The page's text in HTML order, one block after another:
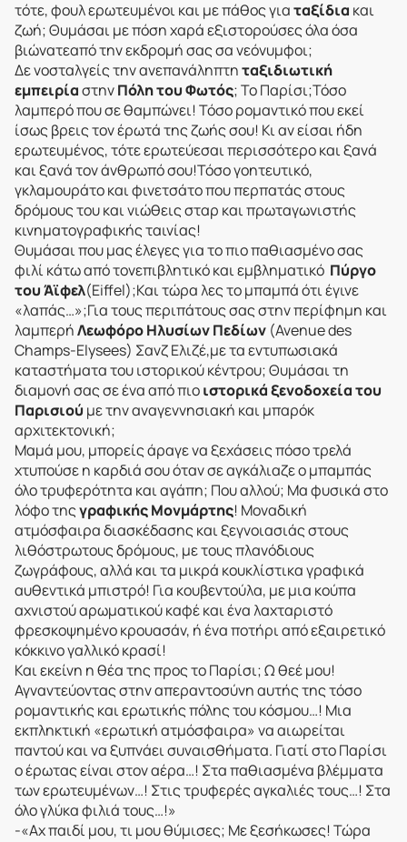
τότε, φουλ ερωτευμένοι και με πάθος γιαταξίδια και
ζωή; Θυμάσαι με πόση χαρά εξιστορούσες όλα όσα
βιώνατεαπό την εκδρομή σας σα νεόνυμφοι;
Δε νοσταλγείς την ανεπανάληπτηταξιδιωτική
εμπειρίαστηνΠόλη του Φωτός; Το Παρίσι;Τόσο
λαμπερό που σε θαμπώνει! Τόσο ρομαντικό που εκεί
ίσως βρεις τον έρωτά της ζωής σου! Κι αν είσαι ήδη
ερωτευμένος, τότε ερωτεύεσαι περισσότερο και ξανά
και ξανά τον άνθρωπό σου!Τόσο γοητευτικό,
γκλαμουράτο και φινετσάτο που περπατάς στους
δρόμους του και νιώθεις σταρ και πρωταγωνιστής
κινηματογραφικής ταινίας!
Θυμάσαι που μας έλεγες για το πιο παθιασμένο σας
φιλί κάτω από τονεπιβλητικό και εμβληματικό Πύργο
του Άϊφελ(Eiffel);Και τώρα λες το μπαμπά ότι έγινε
«λαπάς…»;Για τους περιπάτους σας στην περίφημη και
λαμπερήΛεωφόρο Ηλυσίων Πεδίων (Avenue des
Champs-Elysees) Σανζ Ελιζέ,με τα εντυπωσιακά
καταστήματα του ιστορικού κέντρου; Θυμάσαι τη
διαμονή σας σε ένα από πιοιστορικά ξενοδοχεία του
Παρισιού με την αναγεννησιακή και μπαρόκ
αρχιτεκτονική;
Μαμά μου, μπορείς άραγε να ξεχάσεις πόσο τρελά
χτυπούσε η καρδιά σου όταν σε αγκάλιαζε ο μπαμπάς
όλο τρυφερότητα και αγάπη; Που αλλού; Μα φυσικά στο
λόφο τηςγραφικής Μονμάρτης! Μοναδική
ατμόσφαιρα διασκέδασης και ξεγνοιασιάς στους
λιθόστρωτους δρόμους, με τους πλανόδιους
ζωγράφους, αλλά και τα μικρά κουκλίστικα γραφικά
αυθεντικά μπιστρό! Για κουβεντούλα, με μια κούπα
αχνιστού αρωματικού καφέ και ένα λαχταριστό
φρεσκοψημένο κρουασάν, ή ένα ποτήρι από εξαιρετικό
κόκκινο γαλλικό κρασί!
Και εκείνη η θέα της προς το Παρίσι; Ω θεέ μου!
Αγναντεύοντας στην απεραντοσύνη αυτής της τόσο
ρομαντικής και ερωτικής πόλης του κόσμου…! Μια
εκπληκτική «ερωτική ατμόσφαιρα» να αιωρείται
παντού και να ξυπνάει συναισθήματα. Γιατί στο Παρίσι
ο έρωτας είναι στον αέρα…! Στα παθιασμένα βλέμματα
των ερωτευμένων…! Στις τρυφερές αγκαλιές τους…! Στα
όλο γλύκα φιλιά τους…!»
-«Αχ παιδί μου, τι μου θύμισες; Με ξεσήκωσες! Τώρα